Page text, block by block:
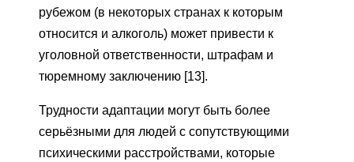
рубежом (в некоторых странах к которым
относится и алкоголь) может привести к
уголовной ответственности, штрафам и
тюремному заключению [13].
Трудности адаптации могут быть более
серьёзными для людей с сопутствующими
психическими расстройствами, которые